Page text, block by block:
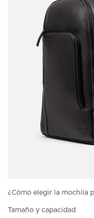
¿Cómo elegir la mochila
Tamaño y capacidad